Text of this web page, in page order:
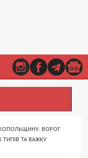
ВОРОГ
ТА ВАЖКУ